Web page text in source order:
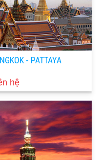
- PATTAYA
hệ